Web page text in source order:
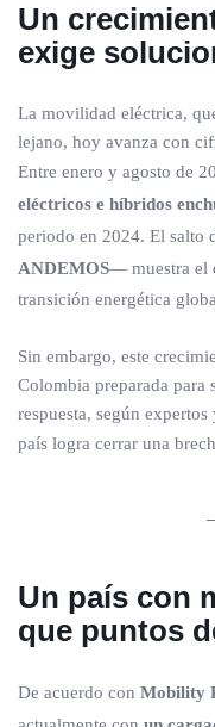
Un
exige
La movilidad eléctrica,
lejano, hoy avanza con
Entre enero y agosto de
eléctricos e híbridos
periodo en 2024. El salto
ANDEMOS— muestra el
transición energética
Sin embargo, este
Colombia preparada para
respuesta, según
país logra cerrar una
Un país con
que puntos
De acuerdo con Mobility